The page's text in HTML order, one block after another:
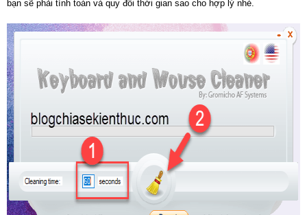
bạn sẽ phải tính toán và quy đổi thời gian sao cho hợp lý nhé.